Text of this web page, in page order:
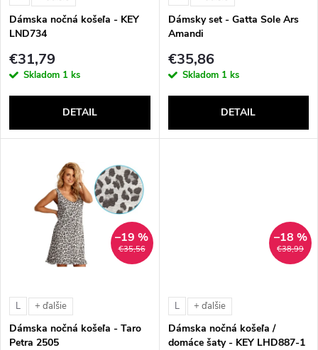
p
r
d
o
v
p
r
o
d
v
Dámska nočná košeľa - KEY
LND734
€31,79
Skladom 1 ks
DETAIL
Dámsky set - Gatta Sole Ars
Amandi
€35,86
Skladom 1 ks
DETAIL
€35,56
–19 %
L + ďalšie
Dámska nočná košeľa - Taro
Petra 2505
€38,99
–18 %
L + ďalšie
Dámska nočná košeľa /
domáce šaty - KEY LHD887-1